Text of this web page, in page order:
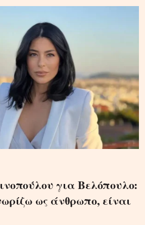
για Βελόπουλο:
ως άνθρωπο, είναι